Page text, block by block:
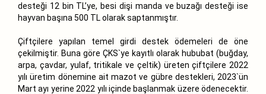
desteği 12 bin TL’ye, besi dişi manda ve buzağı desteği ise
hayvan başına 500 TL olarak saptanmıştır.
Çiftçilere yapılan temel girdi destek ödemeleri de öne
çekilmiştir. Buna göre ÇKS`ye kayıtlı olarak hububat (buğday,
arpa, çavdar, yulaf, tritikale ve çeltik) üreten çiftçilere 2022
yılı üretim dönemine ait mazot ve gübre destekleri, 2023`ün
Mart ayı yerine 2022 yılı içinde başlanmak üzere ödenecektir.